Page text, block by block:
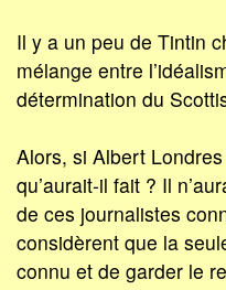
Il y a un peu de Tintin
mélange entre
détermination du
Alors, si Albert
qu’aurait-il fait ? Il
de ces journalistes
considèrent que la
connu et de garder le